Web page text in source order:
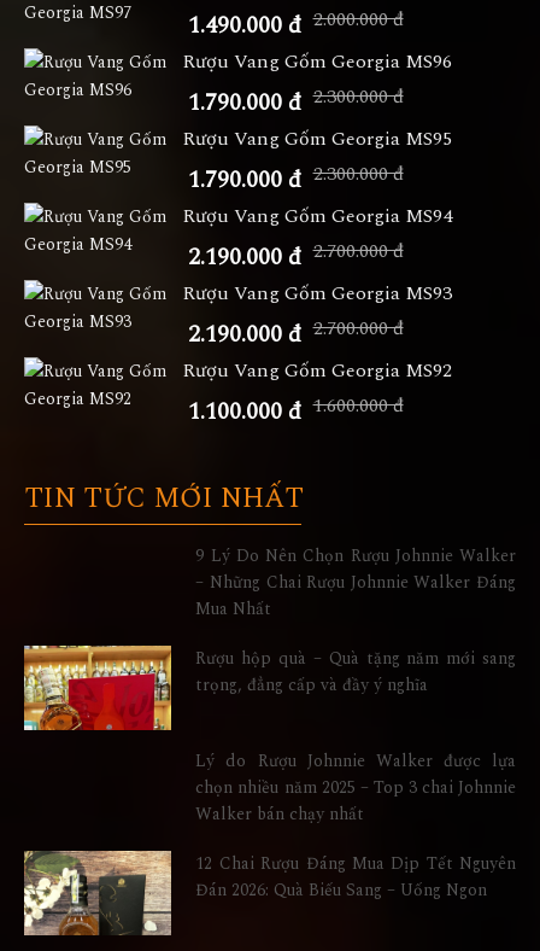
1.490.000 đ 2.000.000 đ
Rượu Vang Gốm Georgia MS96
1.790.000 đ 2.300.000 đ
Rượu Vang Gốm Georgia MS95
1.790.000 đ 2.300.000 đ
Rượu Vang Gốm Georgia MS94
2.190.000 đ 2.700.000 đ
Rượu Vang Gốm Georgia MS93
2.190.000 đ 2.700.000 đ
Rượu Vang Gốm Georgia MS92
1.100.000 đ 1.600.000 đ
TIN TỨC MỚI NHẤT
9 Lý Do Nên Chọn Rượu Johnnie Walker
– Những Chai Rượu Johnnie Walker Đáng
Mua Nhất
Rượu hộp quà – Quà tặng năm mới sang
trọng, đẳng cấp và đầy ý nghĩa
Lý do Rượu Johnnie Walker được lựa
chọn nhiều năm 2025 – Top 3 chai Johnnie
Walker bán chạy nhất
12 Chai Rượu Đáng Mua Dịp Tết Nguyên
Đán 2026: Quà Biếu Sang – Uống Ngon